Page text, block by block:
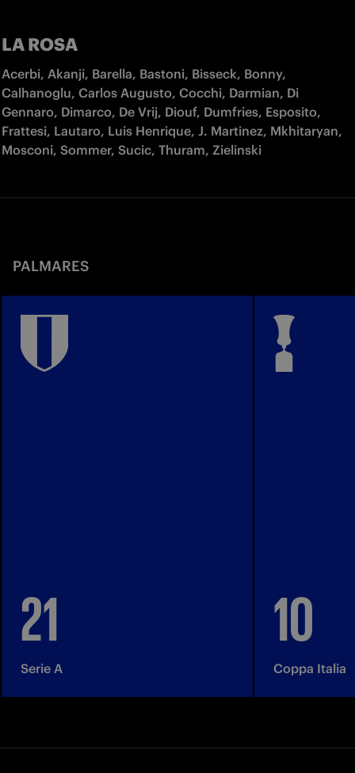
LA ROSA
Acerbi, Akanji, Barella, Bastoni, Bisseck, Bonny,
Calhanoglu, Carlos Augusto, Cocchi, Darmian, Di
Gennaro, Dimarco, De Vrij, Diouf, Dumfries, Esposito,
Frattesi, Lautaro, Luis Henrique, J. Martinez, Mkhitaryan,
Mosconi, Sommer, Sucic, Thuram, Zielinski
PALMARES
21
Serie A
10
Coppa Italia